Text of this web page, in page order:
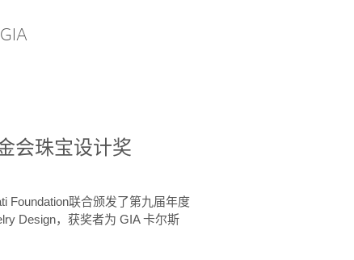
会珠宝设计奖
Foundation联合颁发了第九届年度
Design，获奖者为 GIA 卡尔斯